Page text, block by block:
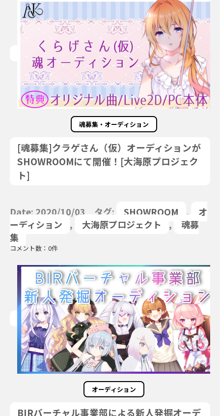
魂募集・オーディション
[魂募集]クラゲさん（仮）オーディションが
SHOWROOMにて開催！[大海原プロジェク
ト]
Date: 2020/10/03 タグ: SHOWROOM ,
オ
ーディション
, 大海原プロジェクト ,
魂募
集
コメント数：0件
オーディション
BIRバーチャル事業部による新人発掘オーデ